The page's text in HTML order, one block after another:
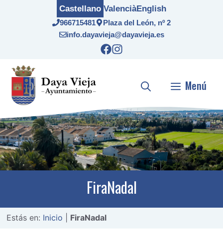
966715481
Plaza del León, nº 2
info.dayavieja@dayavieja.es
Castellano ValenciàEnglish
Menú
FiraNadal
Estás en: Inicio FiraNadal